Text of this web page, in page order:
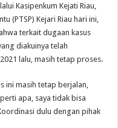
Kasipenkum Kejati Riau,
(PTSP) Kejari Riau hari ini,
terkait dugaan kasus
diakuinya telah
lalu, masih tetap proses.
ini masih tetap berjalan,
apa, saya tidak bisa
dulu dengan pihak